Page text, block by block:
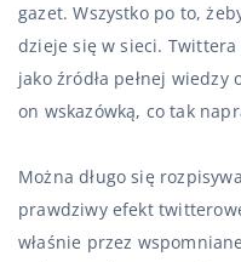
gazet. Wszystko po to,
dzieje się w sieci.
jako źródła pełnej wiedzy
on wskazówką, co tak
Można długo się
prawdziwy efekt
właśnie przez